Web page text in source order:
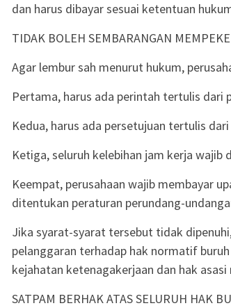
dan harus dibayar sesuai ketentuan
TIDAK BOLEH SEMBARANGAN
Agar lembur sah menurut hukum,
Pertama, harus ada perintah tertulis dari
Kedua, harus ada persetujuan tertulis
Ketiga, seluruh kelebihan jam kerja
Keempat, perusahaan wajib membayar
ditentukan peraturan perundang-
Jika syarat-syarat tersebut tidak
pelanggaran terhadap hak normatif
kejahatan ketenagakerjaan dan hak asasi
SATPAM BERHAK ATAS SELURUH HAK